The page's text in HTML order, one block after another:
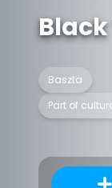
Baszta
Part of